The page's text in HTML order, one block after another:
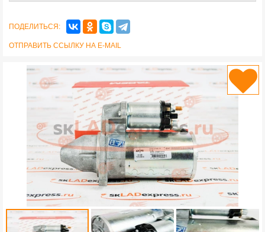
ПОДЕЛИТЬСЯ:
ОТПРАВИТЬ ССЫЛКУ НА E-MAIL